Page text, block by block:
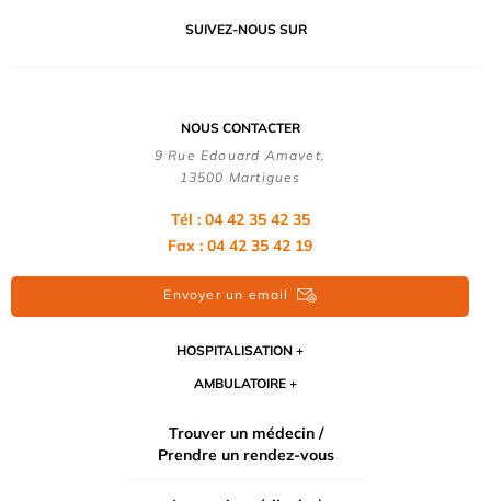
SUIVEZ-NOUS SUR
NOUS CONTACTER
9 Rue Edouard Amavet,
13500 Martigues
Tél : 04 42 35 42 35
Fax : 04 42 35 42 19
Envoyer un email
HOSPITALISATION
AMBULATOIRE
Trouver un médecin /
Prendre un rendez-vous